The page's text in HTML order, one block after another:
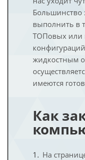
Большинство
выполнить в
ТОПовых или
жидкостным
имеются
Как
На